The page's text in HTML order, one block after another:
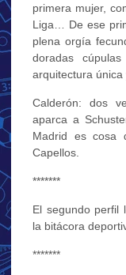
primera mujer,
Liga… De ese
plena orgía
doradas
arquitectura única
Calderón: dos
aparca a
Madrid es cosa
Capellos.
*******
El segundo perfil
la bitácora
*******